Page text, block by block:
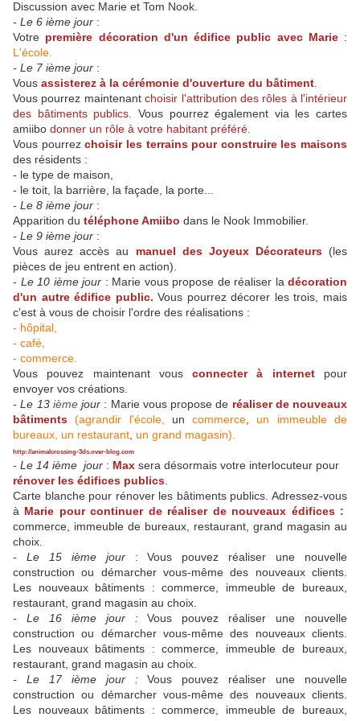
Discussion avec Marie et Tom Nook.
- Le 6 ième jour :
Votre première décoration d'un édifice public avec Marie:
L'école.
- Le 7 ième jour :
Vous assisterez à la cérémonie d'ouverture du bâtiment
Vous pourrez maintenantchoisir l'attribution des rôles à l'intérieur
des bâtiments publics.
Vous pourrez également via les cartes
amiibo donner un rôle à votre habitant préféré
Vous pourrezchoisir les terrains pour construire les maisons
des résidents :
- le type de maison,
- le toit, la barrière, la façade, la porte...
- Le 8 ième jour :
Apparition du téléphone Amiibo dans le Nook Immobilier.
- Le 9 ième jour :
Vous aurez accès au manuel des Joyeux Décorateurs (les
pièces de jeu entrent en action).
- Le 10 ième jour : Marie vous propose de réaliser la décoration
d'un autre édifice public. Vous pourrez décorer les trois, mais
c'est à vous de choisir l'ordre des réalisations :
- hôpital,
- café,
- commerce.
Vous pouvez maintenant vousconnecter à internetpour
envoyer vos créations.
- Le 13 ièmejour : Marie vous propose de réaliser de nouveaux
bâtiments (agrandir l'école, uncommerce
un immeuble de
bureaux, un restaurant un grand magasin).
http://animalcrossing-3ds.over-blog.com
- Le 14 ième jour : Max sera désormais votre interlocuteur pour
rénover les édifices publics
Carte blanche pour rénover les bâtiments publics. Adressez-vous
à Marie pour continuer de réaliser de nouveaux édifices :
commerce, immeuble de bureaux, restaurant, grand magasin au
choix.
- Le 15 ième jour: Vous pouvez réaliser une nouvelle
construction ou démarcher vous-même des nouveaux clients.
Les nouveaux bâtiments :commerce, immeuble de bureaux,
restaurant, grand magasin au choix.
- Le 16 ième jour :
Vous pouvez réaliser une nouvelle
construction ou démarcher vous-même des nouveaux clients.
Les nouveaux bâtiments :commerce, immeuble de bureaux,
restaurant, grand magasin au choix.
- Le 17 ième jour :
Vous pouvez réaliser une nouvelle
construction ou démarcher vous-même des nouveaux clients.
Les nouveaux bâtiments :commerce, immeuble de bureaux,